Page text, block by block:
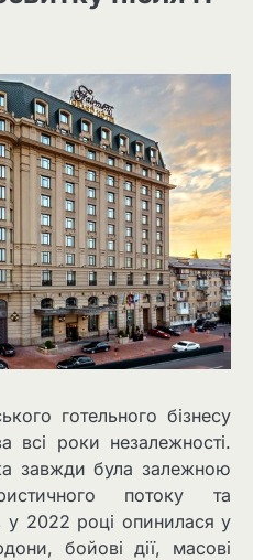
готельного бізнесу
всі роки незалежності.
завжди була залежною
потоку та
у 2022 році опинилася у
бойові дії, масові